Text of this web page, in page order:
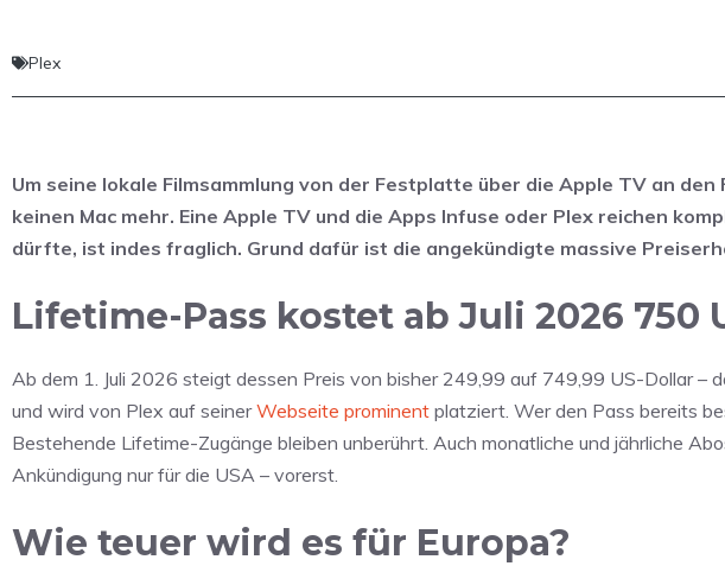
Plex
Um seine lokale Filmsammlung von der Festplatte über die Apple TV an
keinen Mac mehr. Eine Apple TV und die Apps Infuse oder Plex reichen
dürfte, ist indes fraglich. Grund dafür ist die angekündigte massive
Lifetime-Pass kostet ab Juli 2026 750
Ab dem 1. Juli 2026 steigt dessen Preis von bisher 249,99 auf 749,99 US-Dollar –
und wird von Plex auf seinerWebseite prominent platziert. Wer den Pass bereits
Bestehende Lifetime-Zugänge bleiben unberührt. Auch monatliche und jährliche
Ankündigung nur für die USA – vorerst.
Wie teuer wird es für Europa?